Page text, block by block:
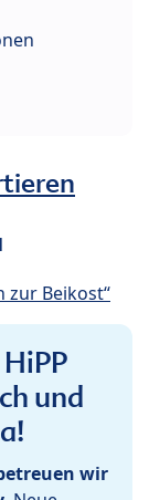
zur Beikost“
und
wir